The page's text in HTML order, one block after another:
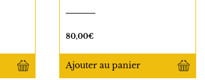
80,00€
Ajouter au panier